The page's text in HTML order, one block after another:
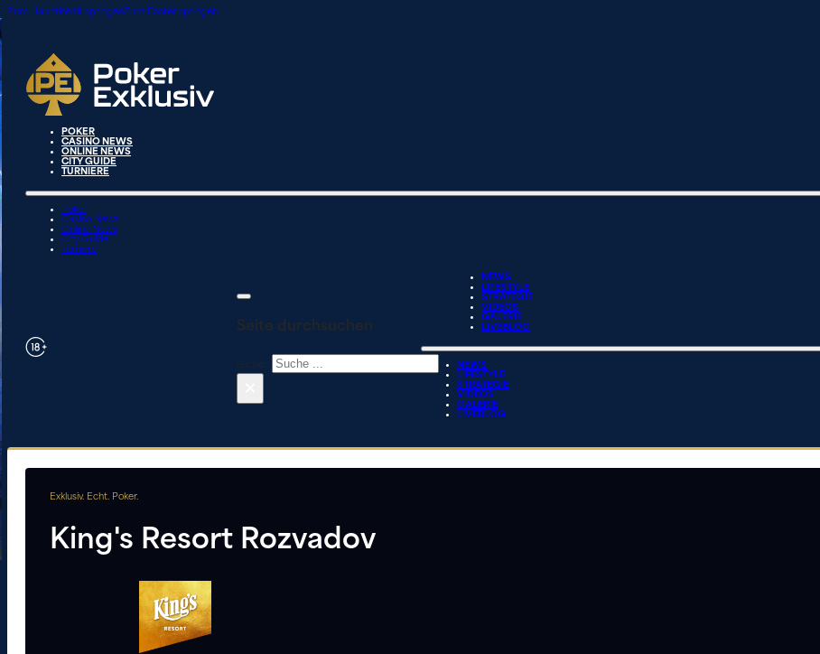
Zum Hauptinhalt springenZum Footer springen
POKER
CASINO NEWS
ONLINE NEWS
CITY GUIDE
TURNIERE
Poker
Casino News
Online News
City Guide
Turniere
Seite durchsuchen
NEWS
LIFESTYLE
STRATEGIE
VIDEOS
GALERIE
LIVEBLOG
NEWS
LIFESTYLE
STRATEGIE
VIDEOS
GALERIE
LIVEBLOG
Exklusiv. Echt. Poker.
King's Resort Rozvadov